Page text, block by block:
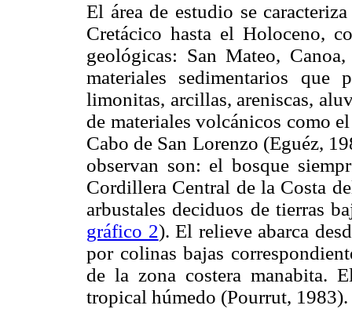
El área de estudio se
Cretácico hasta el Holoceno,
geológicas: San Mateo,
materiales sedimentarios
limonitas, arcillas, areniscas,
de materiales volcánicos como
Cabo de San Lorenzo (Eguéz,
observan son: el bosque
Cordillera Central de la Costa
arbustales deciduos de tierras
gráfico 2). El relieve abarca
por colinas bajas
de la zona costera manabita.
tropical húmedo (Pourrut, 1983).